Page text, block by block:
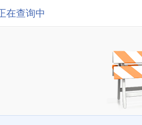
在查询中